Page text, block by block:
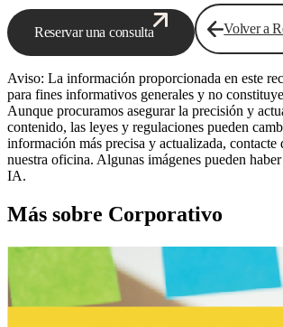
Reservar una consulta Volver a
Aviso: La información proporcionada en este
para fines informativos generales y no
Aunque procuramos asegurar la precisión y
contenido, las leyes y regulaciones pueden
información más precisa y actualizada, contacte
nuestra oficina. Algunas imágenes pueden
IA.
Más sobre Corporativo